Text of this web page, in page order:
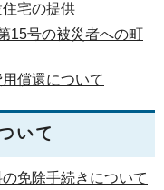
宅の提供
15号の被災者への町
償還について
いて
免除手続きについて